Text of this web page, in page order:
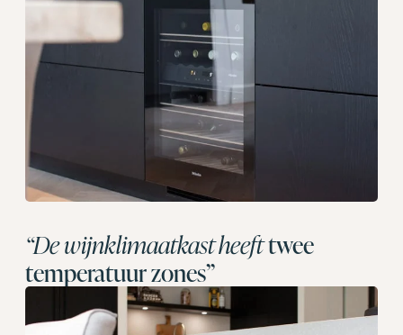
“De wijnklimaatkast heefttwee
temperatuur zones”